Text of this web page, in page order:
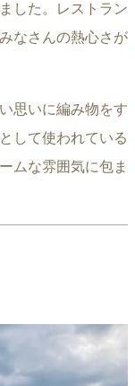
した。レストラン
なさんの熱心さが
思いに編み物をす
して使われている
ムな雰囲気に包ま